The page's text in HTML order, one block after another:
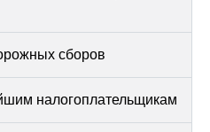
сборов
налогоплательщикам